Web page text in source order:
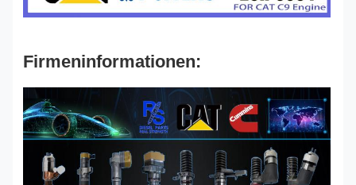
Firmeninformationen: